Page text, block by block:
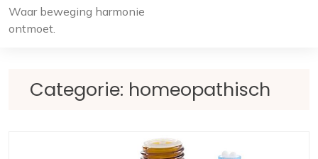
Waar beweging harmonie
ontmoet.
Categorie: homeopathisch